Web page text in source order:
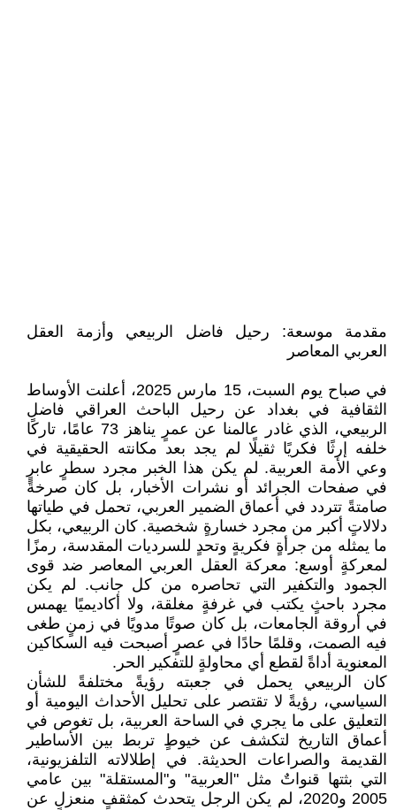
مقدمة موسعة: رحيل فاضل الربيعي وأزمة العقل
العربي المعاصر
في صباح يوم السبت، 15 مارس 2025، أعلنت الأوساط
الثقافية في بغداد عن رحيل الباحث العراقي فاضل
الربيعي، الذي غادر عالمنا عن عمرٍ يناهز 73 عامًا، تاركًا
خلفه إرثًا فكريًا ثقيلًا لم يجد بعد مكانته الحقيقية في
وعي الأمة العربية. لم يكن هذا الخبر مجرد سطرٍ عابرٍ
في صفحات الجرائد أو نشرات الأخبار، بل كان صرخةً
صامتةً تتردد في أعماق الضمير العربي، تحمل في طياتها
دلالاتٍ أكبر من مجرد خسارةٍ شخصية. كان الربيعي، بكل
ما يمثله من جرأةٍ فكريةٍ وتحدٍ للسرديات المقدسة، رمزًا
لمعركةٍ أوسع: معركة العقل العربي المعاصر ضد قوى
الجمود والتكفير التي تحاصره من كل جانب. لم يكن
مجرد باحثٍ يكتب في غرفةٍ مغلقة، ولا أكاديميًا يهمس
في أروقة الجامعات، بل كان صوتًا مدويًا في زمنٍ طغى
فيه الصمت، وقلمًا حادًا في عصرٍ أصبحت فيه السكاكين
المعنوية أداةً لقطع أي محاولةٍ للتفكير الحر.
كان الربيعي يحمل في جعبته رؤيةً مختلفةً للشأن
السياسي، رؤيةً لا تقتصر على تحليل الأحداث اليومية أو
التعليق على ما يجري في الساحة العربية، بل تغوص في
أعماق التاريخ لتكشف عن خيوطٍ تربط بين الأساطير
القديمة والصراعات الحديثة. في إطلالاته التلفزيونية،
التي بثتها قنواتٌ مثل "العربية" و"المستقلة" بين عامي
2005 و2020، لم يكن الرجل يتحدث كمثقفٍ منعزلٍ عن